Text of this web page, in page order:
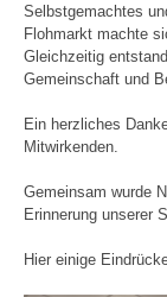
Selbstgemachtes
Flohmarkt machte
Gleichzeitig
Gemeinschaft und
Ein herzliches
Mitwirkenden.
Gemeinsam wurde
Erinnerung unserer
Hier einige